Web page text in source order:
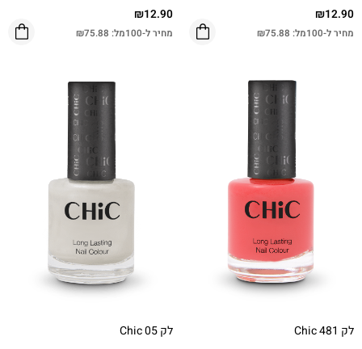
₪12.90
מחיר ל-100מל: ₪75.88
₪12.90
מחיר ל-100מל: ₪75.88
לק Chic 481 לק Chic 05